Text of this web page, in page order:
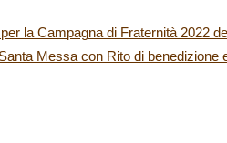
la Campagna di Fraternità 2022
Messa con Rito di benedizione